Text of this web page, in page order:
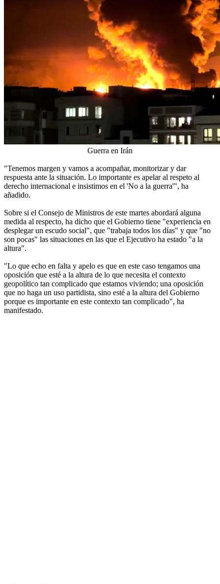
Guerra en Irán
"Tenemos margen y vamos a acompañar, monitorizar y dar
respuesta ante la situación. Lo importante es apelar al respeto al
derecho internacional e insistimos en el 'No a la guerra'", ha
añadido.
Sobre si el Consejo de Ministros de este martes abordará alguna
medida al respecto, ha dicho que el Gobierno tiene "experiencia en
desplegar un escudo social", que "trabaja todos los días" y que "no
son pocas" las situaciones en las que el Ejecutivo ha estado "a la
altura".
"Lo que echo en falta y apelo es que en este caso tengamos una
oposición que esté a la altura de lo que necesita el contexto
geopolítico tan complicado que estamos viviendo; una oposición
que no haga un uso partidista, sino esté a la altura del Gobierno
porque es importante en este contexto tan complicado", ha
manifestado.